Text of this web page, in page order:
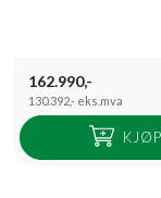
162.990,-
130.392,- eks.mva
KJØP